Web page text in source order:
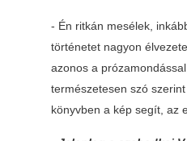
- Én ritkán mesélek,
történetet nagyon
azonos a
természetesen szó
könyvben a kép segít, az